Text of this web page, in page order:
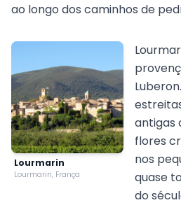
ao longo dos caminhos de
Lourmarin
Lourmarin, França
antigas
flores
nos
quase
do